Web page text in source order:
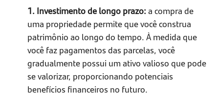
1. Investimento de longo prazo: a compra de
uma propriedade permite que você construa
patrimônio ao longo do tempo. À medida que
você faz pagamentos das parcelas, você
gradualmente possui um ativo valioso que pode
se valorizar, proporcionando potenciais
benefícios financeiros no futuro.